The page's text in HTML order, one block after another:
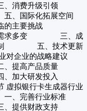
升级引领
际化拓展空间
面临的主要挑战
需求多变 三、成
制 五、技术更新
企业的战略建议
产品质量
研发投入
银行卡生成器行业
完善行业标准
财政支持